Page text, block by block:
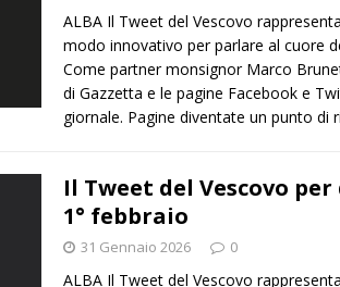
ALBA Il Tweet del Vescovo
modo innovativo per parlare al cuore
Come partner monsignor Marco
di Gazzetta e le pagine Facebook e
giornale. Pagine diventate un punto di
Il Tweet del Vescovo
1° febbraio
31 Gennaio 2026 0
ALBA Il Tweet del Vescovo